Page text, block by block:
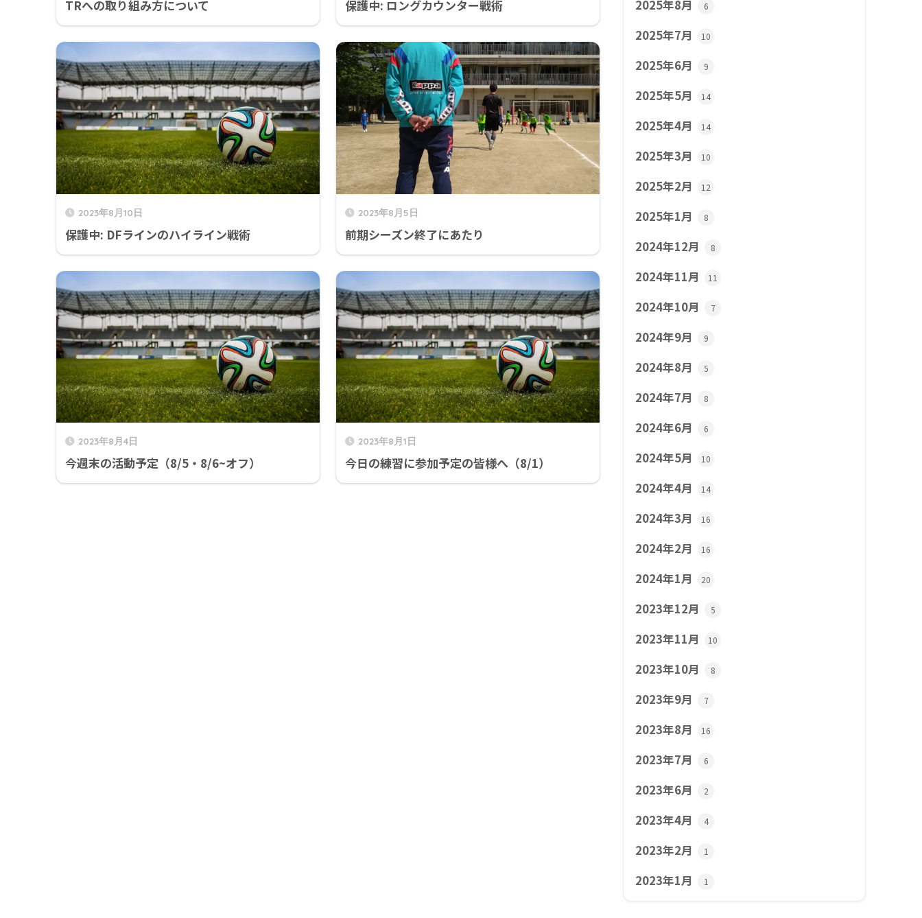
TRへの取り組み方について 保護中: ロングカウンター戦術
2023年8月10日
保護中: DFラインのハイライン戦術
2023年8月5日
前期シーズン終了にあたり
2023年8月4日
今週末の活動予定（8/5・8/6~オフ）
2023年8月1日
今日の練習に参加予定の皆様へ（8/1）
2025年8月 6
2025年7月 10
2025年6月 9
2025年5月 14
2025年4月 14
2025年3月 10
2025年2月 12
2025年1月 8
2024年12月 8
2024年11月 11
2024年10月 7
2024年9月 9
2024年8月 5
2024年7月 8
2024年6月 6
2024年5月 10
2024年4月 14
2024年3月 16
2024年2月 16
2024年1月 20
2023年12月 5
2023年11月 10
2023年10月 8
2023年9月 7
2023年8月 16
2023年7月 6
2023年6月 2
2023年4月 4
2023年2月 1
2023年1月 1